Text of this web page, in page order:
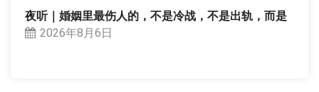
夜听｜婚姻里最伤人的，不是冷战，不是出轨，而是
2026年8月6日